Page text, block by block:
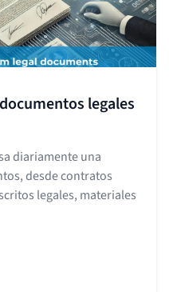
legales
diariamente una
desde contratos
legales, materiales